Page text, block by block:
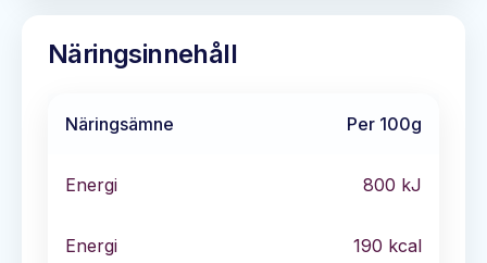
Näringsinnehåll
Näringsämne Per 100g
Energi 800 kJ
Energi 190 kcal